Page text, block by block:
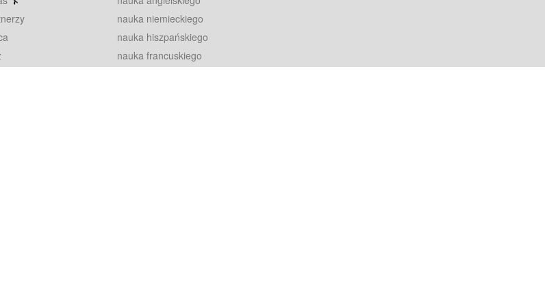
nauka niemieckiego
nauka hiszpańskiego
nauka francuskiego